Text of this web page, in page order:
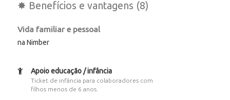
✸ Benefícios e vantagens (8)
Vida familiar e pessoal
na Nimber
Apoio educação / infância
Ticket de infância para colaboradores com
filhos menos de 6 anos.